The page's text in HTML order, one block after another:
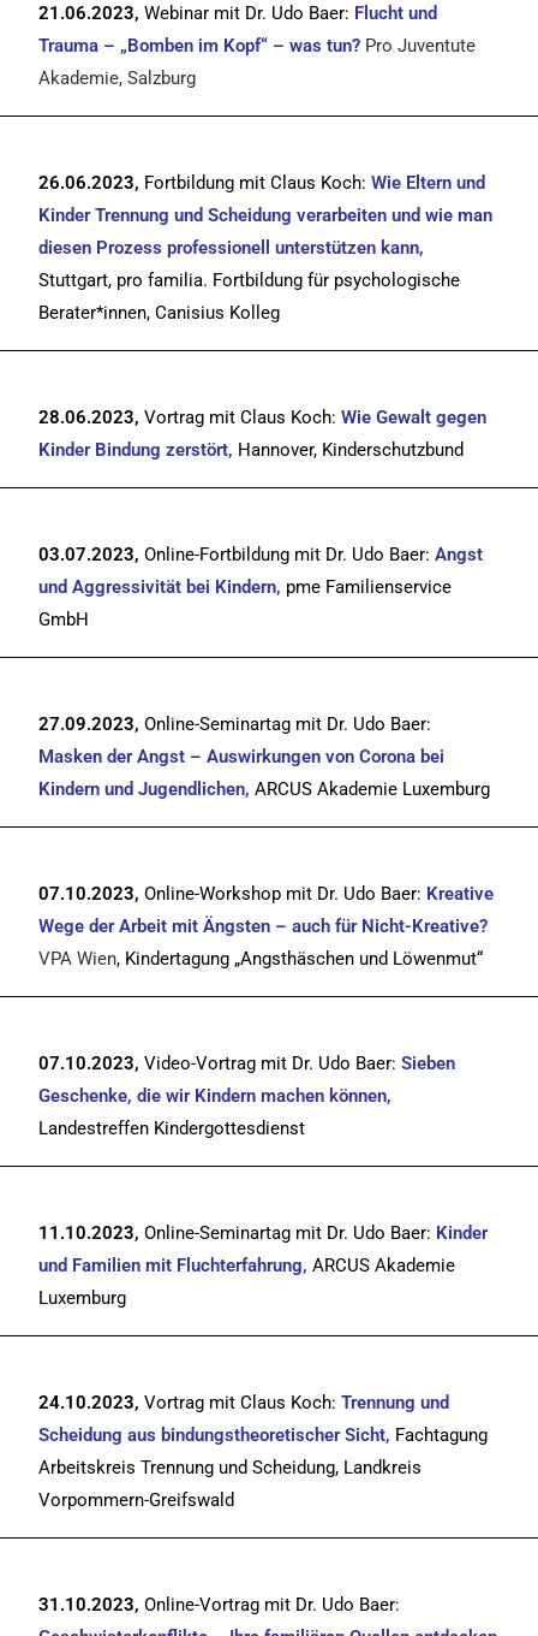
21.06.2023, Webinar mit Dr. Udo Baer: Flucht und
Trauma – „Bomben im Kopf“ – was tun? Pro Juventute
Akademie, Salzburg
26.06.2023, Fortbildung mit Claus Koch:Wie Eltern und
Kinder Trennung und Scheidung verarbeiten und wie man
diesen Prozess professionell unterstützen kann,
Stuttgart, pro familia. Fortbildung für psychologische
Berater*innen, Canisius Kolleg
28.06.2023, Vortrag mit Claus Koch:Wie Gewalt gegen
Kinder Bindung zerstört, Hannover, Kinderschutzbund
03.07.2023, Online-Fortbildung mit Dr. Udo Baer:Angst
und Aggressivität bei Kindern, pme Familienservice
GmbH
27.09.2023, Online-Seminartag mit Dr. Udo Baer:
Masken der Angst – Auswirkungen von Corona bei
Kindern und Jugendlichen,ARCUS Akademie Luxemburg
07.10.2023, Online-Workshop mit Dr. Udo Baer: Kreative
Wege der Arbeit mit Ängsten – auch für Nicht-Kreative?
VPA Wien, Kindertagung „Angsthäschen und Löwenmut“
07.10.2023, Video-Vortrag mit Dr. Udo Baer:Sieben
Geschenke, die wir Kindern machen können,
Landestreffen Kindergottesdienst
11.10.2023, Online-Seminartag mit Dr. Udo Baer: Kinder
und Familien mit Fluchterfahrung,ARCUS Akademie
Luxemburg
24.10.2023, Vortrag mit Claus Koch:Trennung und
Scheidung aus bindungstheoretischer Sicht, Fachtagung
Arbeitskreis Trennung und Scheidung, Landkreis
Vorpommern-Greifswald
31.10.2023, Online-Vortrag mit Dr. Udo Baer: